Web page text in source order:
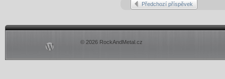
Předchozí příspěvek
© 2026 RockAndMetal.cz